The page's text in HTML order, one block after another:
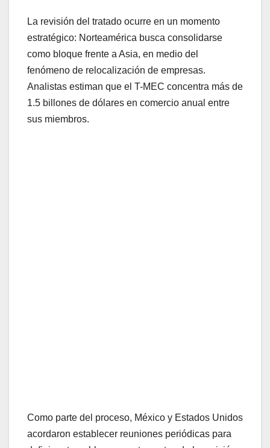
La revisión del tratado ocurre en un momento
estratégico: Norteamérica busca consolidarse
como bloque frente a Asia, en medio del
fenómeno de relocalización de empresas.
Analistas estiman que el T-MEC concentra más de
1.5 billones de dólares en comercio anual entre
sus miembros.
Como parte del proceso, México y Estados Unidos
acordaron establecer reuniones periódicas para